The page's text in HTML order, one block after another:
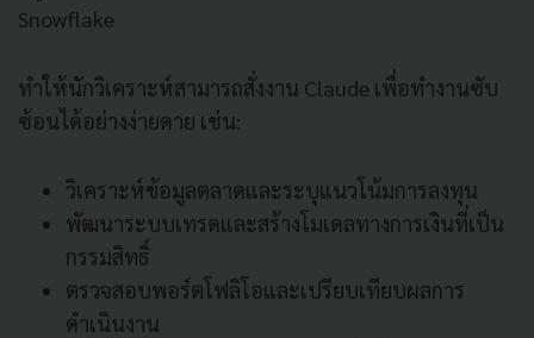
Snowflake
ทำให้นักวิเคราะห์สามารถสั่งงาน Claude เพื่อทำงานซับ
ซ้อนได้อย่างง่ายดาย เช่น:
วิเคราะห์ข้อมูลตลาดและระบุแนวโน้มการลงทุน
พัฒนาระบบเทรดและสร้างโมเดลทางการเงินที่เป็น
กรรมสิทธิ์
ตรวจสอบพอร์ตโฟลิโอและเปรียบเทียบผลการ
ดำเนินงาน